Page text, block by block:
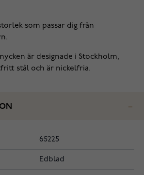
som passar dig från
är designade i Stockholm,
stål och är nickelfria.
65225
Edblad